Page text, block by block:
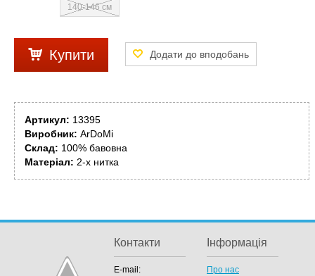
140-146 см
Купити
Артикул: 13395
Виробник: ArDoMi
Склад: 100% бавовна
Матеріал: 2-х нитка
Контакти
E-mail:
Інформація
Про нас